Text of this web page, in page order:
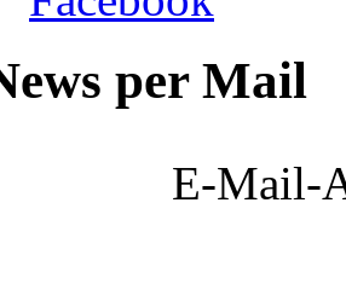
per Mail
E-Mail-